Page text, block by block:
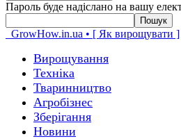
Пароль буде надіслано на вашу
GrowHow.in.ua • [ Як вирощувати ]
Вирощування
Техніка
Тваринництво
Агробізнес
Зберігання
Новини